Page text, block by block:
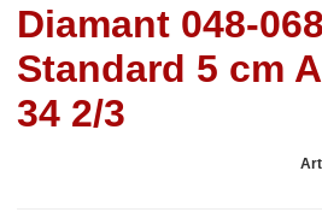
Diamant 048-
Standard 5 cm
34 2/3